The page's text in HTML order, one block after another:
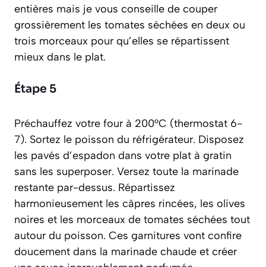
entières mais je vous conseille de couper
grossièrement les tomates séchées en deux ou
trois morceaux pour qu’elles se répartissent
mieux dans le plat.
Étape 5
Préchauffez votre four à 200°C (thermostat 6-
7). Sortez le poisson du réfrigérateur. Disposez
les pavés d’espadon dans votre plat à gratin
sans les superposer. Versez toute la marinade
restante par-dessus. Répartissez
harmonieusement les câpres rincées, les olives
noires et les morceaux de tomates séchées tout
autour du poisson. Ces garnitures vont confire
doucement dans la marinade chaude et créer